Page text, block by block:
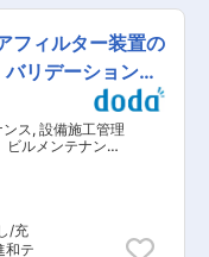
。
研修
る
長期
設、
経
で
ー
計測
の製
ま
る
ばら
メ
際
きま
ャ
を
し
フィルター装置の
リデーション業
ス, 設備施工管理
ビルメンテナンス
フィス）
/充
和テ